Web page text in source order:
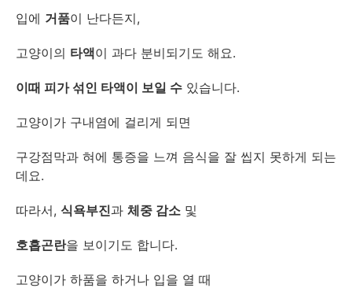
입에 거품이 난다든지,
고양이의 타액이 과다 분비되기도 해요.
이때 피가 섞인 타액이 보일 수 있습니다.
고양이가 구내염에 걸리게 되면
구강점막과 혀에 통증을 느껴 음식을 잘 씹지 못하게 되는
데요.
따라서, 식욕부진과 체중 감소 및
호흡곤란을 보이기도 합니다.
고양이가 하품을 하거나 입을 열 때